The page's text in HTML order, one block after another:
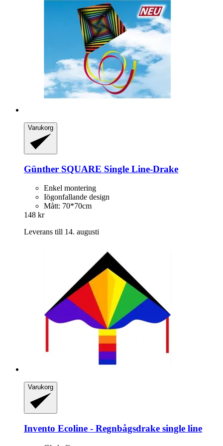
Varukorg
Günther SQUARE Single Line-​Drake
Enkel montering
Iögonfallande design
Mått: 70*70cm
148 kr
Leverans till 14. augusti
Varukorg
Invento Ecoline -​ Regnbågsdrake single line